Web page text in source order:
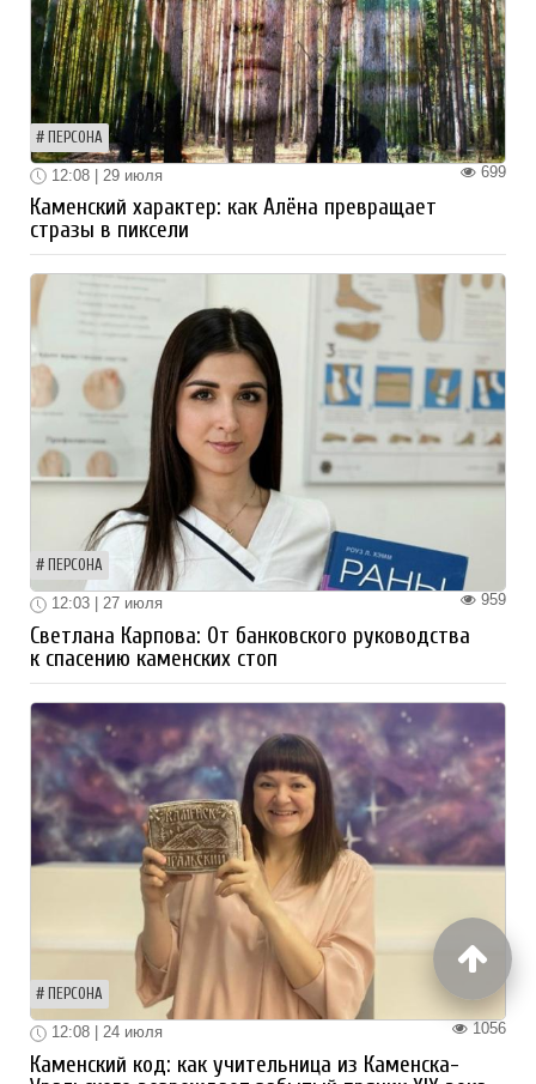
ПЕРСОНА
699
12:08 | 29 июля
Каменский характер: как Алёна превращает
стразы в пиксели
ПЕРСОНА
959
12:03 | 27 июля
Светлана Карпова: От банковского руководства
к спасению каменских стоп
ПЕРСОНА
1056
12:08 | 24 июля
Каменский код: как учительница из Каменска-